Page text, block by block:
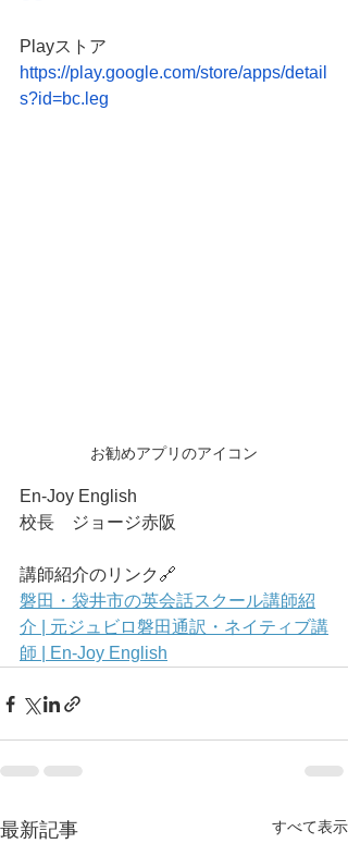
Playストア
https://play.google.com/store/apps/detail
s?id=bc.leg
お勧めアプリのアイコン
En-Joy English
校長　ジョージ赤阪
講師紹介のリンク🔗
磐田・袋井市の英会話スクール講師紹
介 | 元ジュビロ磐田通訳・ネイティブ講
師 | En-Joy English
最新記事 すべて表示